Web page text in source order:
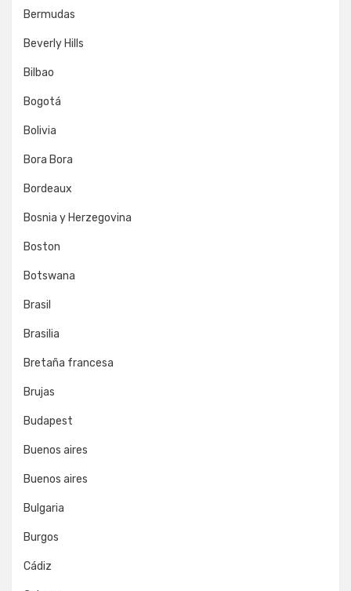
Bermudas
Beverly Hills
Bilbao
Bogotá
Bolivia
Bora Bora
Bordeaux
Bosnia y Herzegovina
Boston
Botswana
Brasil
Brasilia
Bretaña francesa
Brujas
Budapest
Buenos aires
Buenos aires
Bulgaria
Burgos
Cádiz